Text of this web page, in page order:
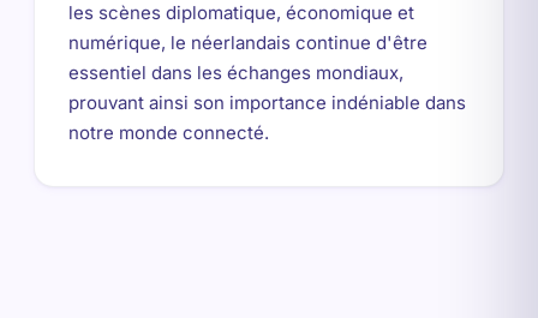
les scènes diplomatique, économique et
numérique, le néerlandais continue d'être
essentiel dans les échanges mondiaux,
prouvant ainsi son importance indéniable dans
notre monde connecté.